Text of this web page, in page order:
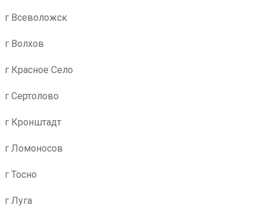
г Всеволожск
г Волхов
г Красное Село
г Сертолово
г Кронштадт
г Ломоносов
г Тосно
г Луга